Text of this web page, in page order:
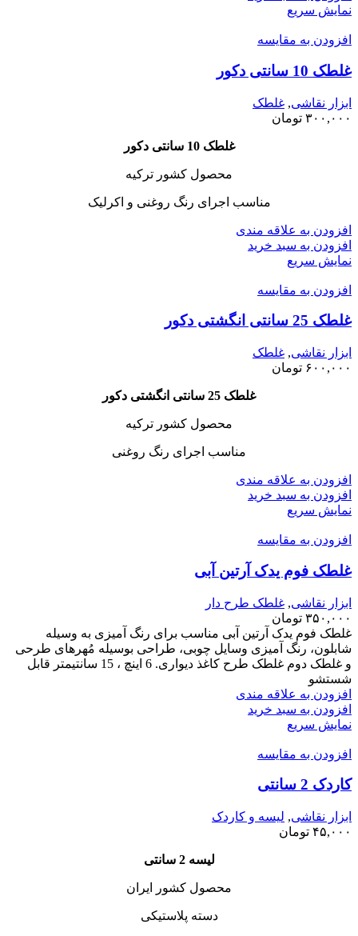
نمایش سریع
افزودن به مقایسه
غلطک 10 سانتی دکور
ابزار نقاشی, غلطک
۳۰۰,۰۰۰ تومان
غلطک 10 سانتی دکور
محصول کشور ترکیه
مناسب اجرای رنگ روغنی و اکرلیک
افزودن به علاقه مندی
افزودن به سبد خرید
نمایش سریع
افزودن به مقایسه
غلطک 25 سانتی انگشتی دکور
ابزار نقاشی, غلطک
۶۰۰,۰۰۰ تومان
غلطک 25 سانتی انگشتی دکور
محصول کشور ترکیه
مناسب اجرای رنگ روغنی
افزودن به علاقه مندی
افزودن به سبد خرید
نمایش سریع
افزودن به مقایسه
غلطک فوم یدک آرتین آبی
ابزار نقاشی, غلطک طرح دار
۳۵۰,۰۰۰ تومان
غلطک فوم یدک آرتین آبی مناسب برای رنگ آمیزی به وسیله
شابلون، رنگ آمیزی وسایل چوبی، طراحی بوسیله مُهرهای طرحی
و غلطک دوم غلطک طرح کاغذ دیواری. 6 اینچ ، 15 سانتیمتر قابل
شستشو
افزودن به علاقه مندی
افزودن به سبد خرید
نمایش سریع
افزودن به مقایسه
کاردک 2 سانتی
ابزار نقاشی, لیسه و کاردک
۴۵,۰۰۰ تومان
لیسه 2 سانتی
محصول کشور ایران
دسته پلاستیکی